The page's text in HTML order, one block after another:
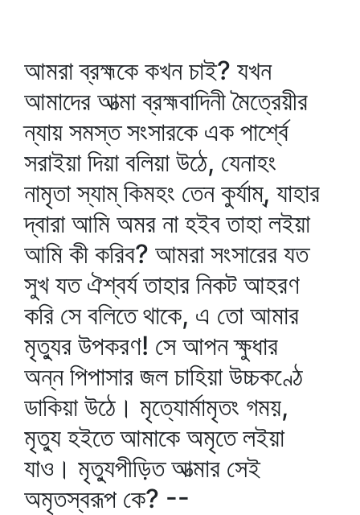
আমরা ব্রহ্মকে কখন চাই? যখন
আমাদের আত্মা ব্রহ্মবাদিনী মৈত্রেয়ীর
ন্যায় সমস্ত সংসারকে এক পার্শ্বে
সরাইয়া দিয়া বলিয়া উঠে, যেনাহং
নামৃতা স্যাম্‌ কিমহং তেন কুর্যাম্‌, যাহার
দ্বারা আমি অমর না হইব তাহা লইয়া
আমি কী করিব? আমরা সংসারের যত
সুখ যত ঐশ্বর্য তাহার নিকট আহরণ
করি সে বলিতে থাকে, এ তো আমার
মৃত্যুর উপকরণ! সে আপন ক্ষুধার
অন্ন পিপাসার জল চাহিয়া উচ্চকণ্ঠে
ডাকিয়া উঠে। মৃত্যোর্মামৃতং গময়,
মৃত্যু হইতে আমাকে অমৃতে লইয়া
যাও। মৃত্যুপীড়িত আত্মার সেই
অমৃতস্বরূপ কে? --